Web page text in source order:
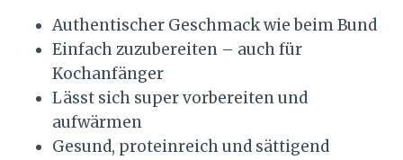
Authentischer Geschmack wie beim Bund
Einfach zuzubereiten – auch für
Kochanfänger
Lässt sich super vorbereiten und
aufwärmen
Gesund, proteinreich und sättigend